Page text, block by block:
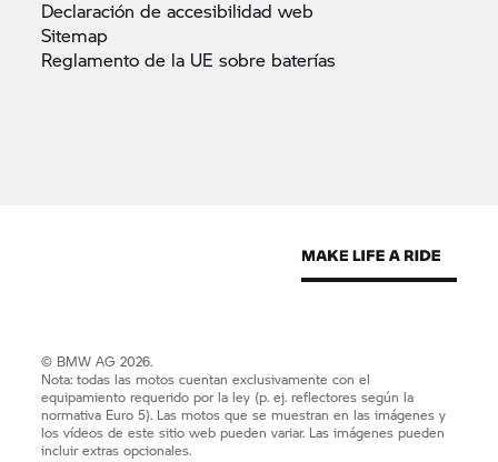
Declaración de accesibilidadweb
Sitemap
Reglamento de la UE sobre baterías
© BMW AG 2026.
Nota: todas las motos cuentan exclusivamente con el
equipamiento requerido por la ley (p. ej. reflectores según la
normativa Euro 5). Las motos que se muestran en las imágenes y
los vídeos de este sitio web pueden variar. Las imágenes pueden
incluir extras opcionales.